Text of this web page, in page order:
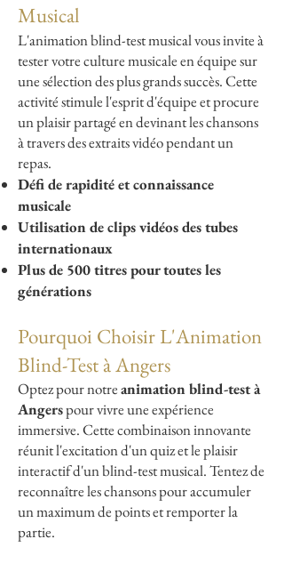
Musical
L'animation blind-test musical vous invite à
tester votre culture musicale en équipe sur
une sélection des plus grands succès. Cette
activité stimule l'esprit d'équipe et procure
un plaisir partagé en devinant les chansons
à travers des extraits vidéo pendant un
repas.
Défi de rapidité et connaissance
musicale
Utilisation de clips vidéos des tubes
internationaux
Plus de 500 titres pour toutes les
générations
Pourquoi Choisir L'Animation
Blind-Test à Angers
Optez pour notreanimation blind-test à
Angerspour vivre une expérience
immersive. Cette combinaison innovante
réunit l'excitation d'un quiz et le plaisir
interactif d'un blind-test musical. Tentez de
reconnaître les chansons pour accumuler
un maximum de points et remporter la
partie.